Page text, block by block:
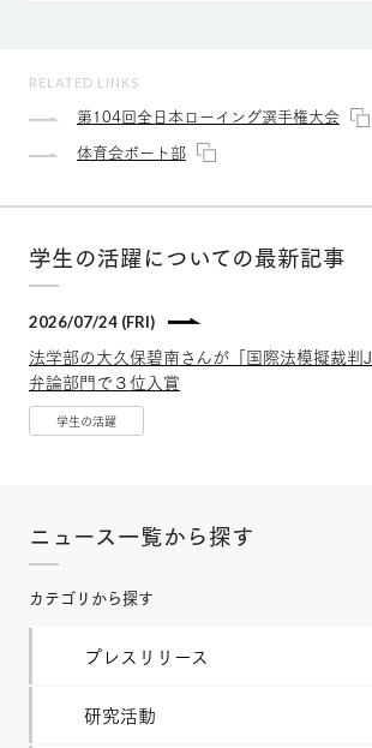
RELATED LINKS
第104回全日本ローイング選手権大会
体育会ボート部
学生の活躍についての最新記事
2026/07/24 (FRI)
法学部の大久保碧南さんが「国際法模擬裁判
弁論部門で３位入賞
学生の活躍
ニュース一覧から探す
カテゴリから探す
プレスリリース
研究活動